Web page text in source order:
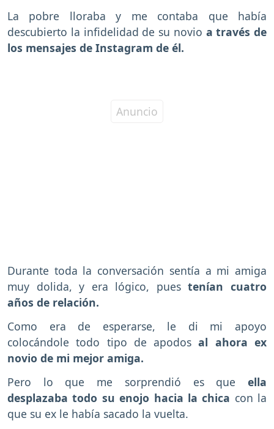
La pobre lloraba y me contaba que había
descubierto la infidelidad de su novio a través de
los mensajes de Instagram de él.
Durante toda la conversación sentía a mi amiga
muy dolida, y era lógico, puestenían cuatro
años de relación.
Como era de esperarse, le di mi apoyo
colocándole todo tipo de apodosal ahora ex
novio de mi mejor amiga.
Pero lo que me sorprendió es que ella
desplazaba todo su enojo hacia la chica con la
que su ex le había sacado la vuelta.